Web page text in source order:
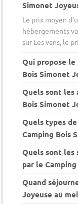
Simonet
Le prix moyen
hébergements
sur Les vans, le
Qui propose le
Bois Simonet
Quels sont les
Bois Simonet
Quels types
Camping Bois
Quels sont les
par le
Quand
Joyeuse au